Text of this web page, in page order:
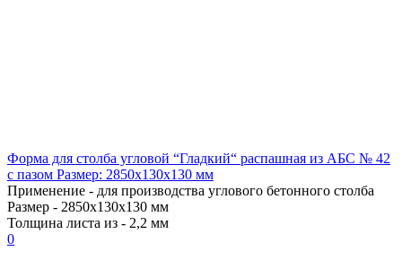
Форма для столба угловой “Гладкий“ распашная из АБС № 42
с пазом Размер: 2850х130х130 мм
Применение - для производства углового бетонного столба
Размер - 2850х130х130 мм
Толщина листа из - 2,2 мм
0